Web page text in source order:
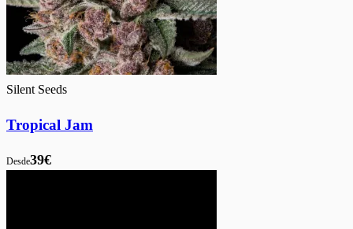
Silent Seeds
Tropical Jam
Desde39€